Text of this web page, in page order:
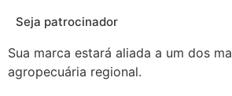
Seja patrocinador
Sua marca estará aliada a um dos
agropecuária regional.